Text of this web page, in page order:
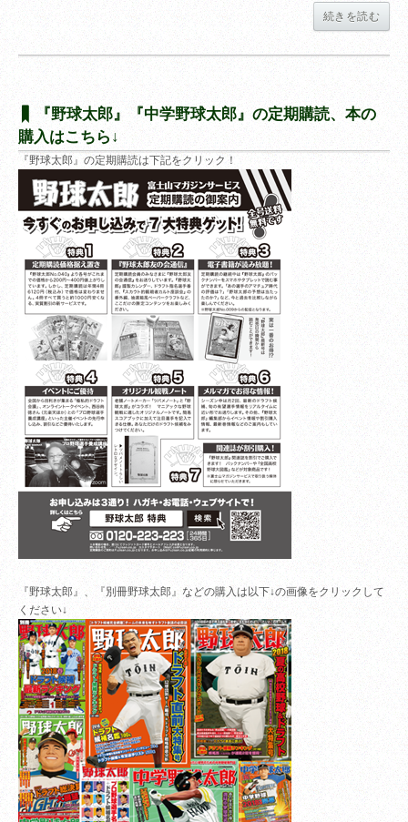
続きを読む
『野球太郎』『中学野球太郎』の定期購読、本の
購入はこちら↓
『野球太郎』の定期購読は下記をクリック！
『野球太郎』、『別冊野球太郎』などの購入は以下↓の画像をクリックして
ください↓